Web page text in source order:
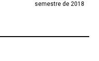
semestre de 2018